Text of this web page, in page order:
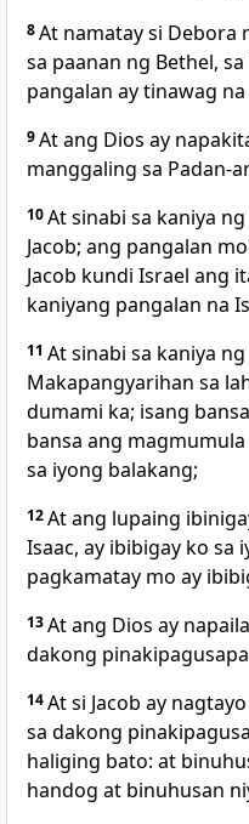
8At namatay si Debora
sa paanan ng Bethel,
pangalan ay tinawag
9At ang Dios ay
manggaling sa Padan-
10At sinabi sa kaniya
Jacob; ang pangalan
Jacob kundi Israel ang
kaniyang pangalan na
11 At sinabi sa kaniya
Makapangyarihan sa
dumami ka; isang
bansa ang
sa iyong balakang;
12At ang lupaing
Isaac, ay ibibigay ko sa
pagkamatay mo ay
13At ang Dios ay
dakong
14At si Jacob ay
sa dakong
haliging bato: at
handog at binuhusan